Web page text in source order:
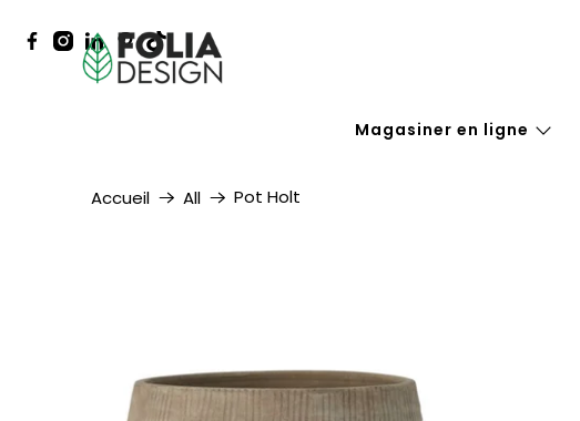
Magasiner en ligne
Accueil All Pot Holt